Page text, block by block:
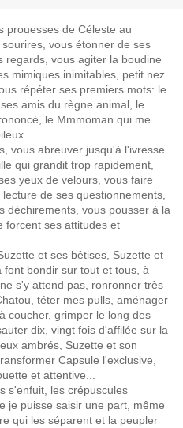
prouesses de Céleste au
vous étonner de ses
regards, vous agiter la boudine
mimiques inimitables, petit nez
répéter ses premiers mots: le
amis du règne animal, le
le Mmmoman qui me
vous abreuver jusqu'à l'ivresse
qui grandit trop rapidement,
yeux de velours, vous faire
de ses questionnements,
déchirements, vous pousser à la
forcent ses attitudes et
et ses bêtises, Suzette et
bondir sur tout et tous, à
s'y attend pas, ronronner très
téter mes pulls, aménager
coucher, grimper le long des
dix, vingt fois d'affilée sur la
ambrés, Suzette et son
Capsule l'exclusive,
et attentive...
s'enfuit, les crépuscules
je puisse saisir une part, même
qui les séparent et la peupler